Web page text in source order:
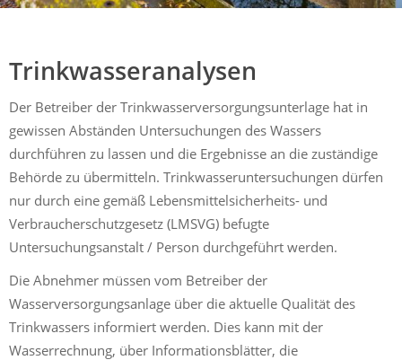
Trinkwasseranalysen
Der Betreiber der Trinkwasserversorgungsunterlage hat in
gewissen Abständen Untersuchungen des Wassers
durchführen zu lassen und die Ergebnisse an die zuständige
Behörde zu übermitteln. Trinkwasseruntersuchungen dürfen
nur durch eine gemäß Lebensmittelsicherheits- und
Verbraucherschutzgesetz (LMSVG) befugte
Untersuchungsanstalt / Person durchgeführt werden.
Die Abnehmer müssen vom Betreiber der
Wasserversorgungsanlage über die aktuelle Qualität des
Trinkwassers informiert werden. Dies kann mit der
Wasserrechnung, über Informationsblätter, die